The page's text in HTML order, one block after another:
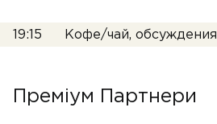
19:15 Кофе/чай, обсуждения
Преміум Партнери